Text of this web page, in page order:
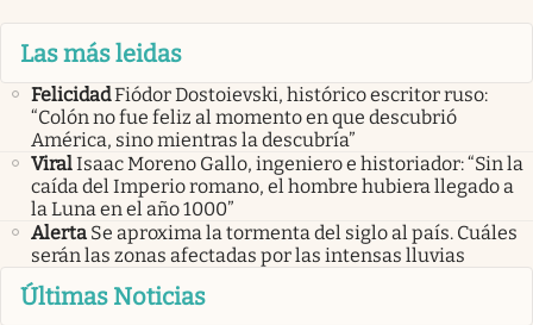
Las más leidas
FelicidadFiódor Dostoievski, histórico escritor ruso:
“Colón no fue feliz al momento en que descubrió
América, sino mientras la descubría”
ViralIsaac Moreno Gallo, ingeniero e historiador: “Sin la
caída del Imperio romano, el hombre hubiera llegado a
la Luna en el año 1000”
Alerta Se aproxima la tormenta del siglo al país. Cuáles
serán las zonas afectadas por las intensas lluvias
Últimas Noticias